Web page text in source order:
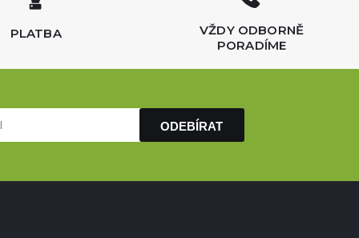
PLATBA
VŽDY ODBORNĚ
PORADÍME
ODEBÍRAT